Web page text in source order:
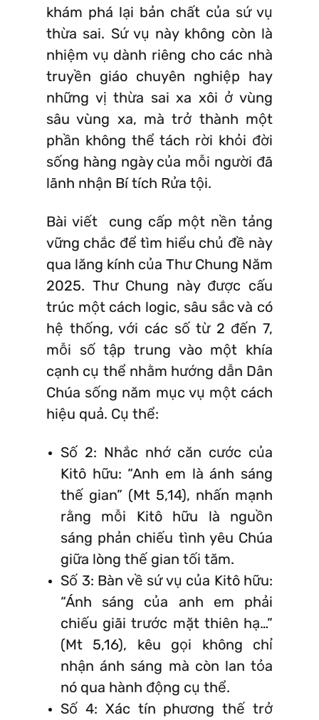
khám phá lại bản chất của sứ vụ
thừa sai. Sứ vụ này không còn là
nhiệm vụ dành riêng cho các nhà
truyền giáo chuyên nghiệp hay
những vị thừa sai xa xôi ở vùng
sâu vùng xa, mà trở thành một
phần không thể tách rời khỏi đời
sống hàng ngày của mỗi người đã
lãnh nhận Bí tích Rửa tội.
Bài viết cung cấp một nền tảng
vững chắc để tìm hiểu chủ đề này
qua lăng kính của Thư Chung Năm
2025. Thư Chung này được cấu
trúc một cách logic, sâu sắc và có
hệ thống, với các số từ 2 đến 7,
mỗi số tập trung vào một khía
cạnh cụ thể nhằm hướng dẫn Dân
Chúa sống năm mục vụ một cách
hiệu quả. Cụ thể:
Số 2: Nhắc nhớ căn cước của
Kitô hữu: “Anh em là ánh sáng
thế gian” (Mt 5,14), nhấn mạnh
rằng mỗi Kitô hữu là nguồn
sáng phản chiếu tình yêu Chúa
giữa lòng thế gian tối tăm.
Số 3: Bàn về sứ vụ của Kitô hữu:
“Ánh sáng của anh em phải
chiếu giãi trước mặt thiên hạ…”
(Mt 5,16), kêu gọi không chỉ
nhận ánh sáng mà còn lan tỏa
nó qua hành động cụ thể.
Số 4: Xác tín phương thế trở